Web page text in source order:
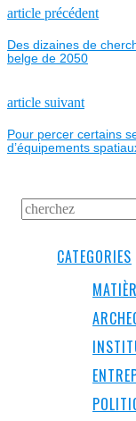
NAVIGATION
DE
L’ARTICLE
article précédent
Des dizaines de
belge de 2050
article suivantNext
Pour percer certains
d’équipements
CATEGORIES